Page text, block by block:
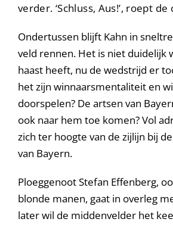
verder. ‘Schluss, Aus!’, roept
Ondertussen blijft Kahn in
veld rennen. Het is niet duidelijk
haast heeft, nu de wedstrijd er
het zijn winnaarsmentaliteit en
doorspelen? De artsen van
ook naar hem toe komen? Vol
zich ter hoogte van de zijlijn bij
van Bayern.
Ploeggenoot Stefan Effenberg,
blonde manen, gaat in overleg
later wil de middenvelder het